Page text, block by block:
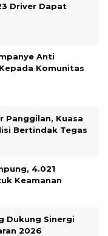
Driver Dapat
Anti
Komunitas
Panggilan, Kuasa
Bertindak Tegas
4.021
Keamanan
Dukung Sinergi
2026